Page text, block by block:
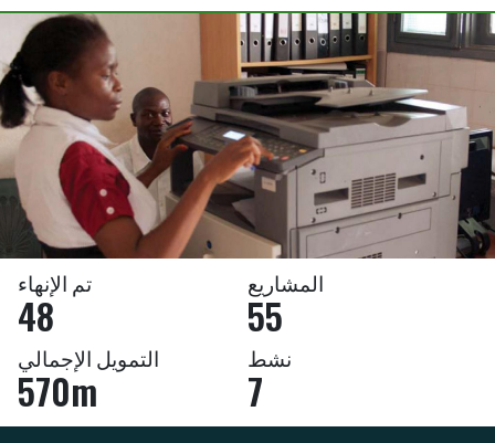
المشاريع
55
تم الإنهاء
48
نشط
7
التمويل الإجمالي
570m